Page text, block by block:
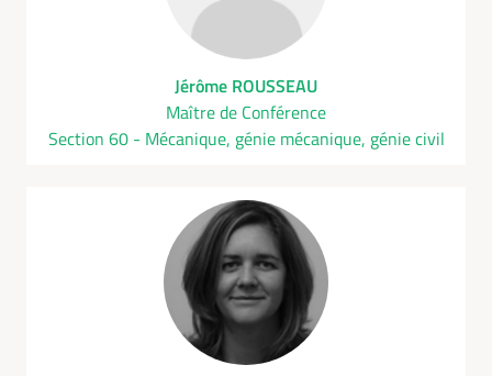
Jérôme ROUSSEAU
Maître de Conférence
Section 60 - Mécanique, génie mécanique, génie civil